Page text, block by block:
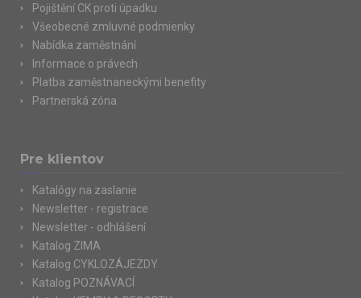
Pojištění CK proti úpadku
Všeobecné zmluvné podmienky
Nabídka zaměstnání
Informace o právech
Platba zaměstnaneckými benefity
Partnerská zóna
Pre klientov
Katalógy na zaslanie
Newsletter - registrace
Newsletter - odhlášení
Katalog ZIMA
Katalog CYKLOZÁJEZDY
Katalog POZNÁVACÍ